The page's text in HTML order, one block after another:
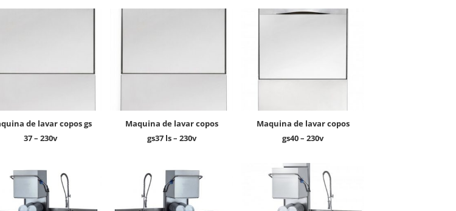
37 – 230v
maquina de lavar copos
gs37 ls – 230v
maquina de lavar copos
gs40 – 230v